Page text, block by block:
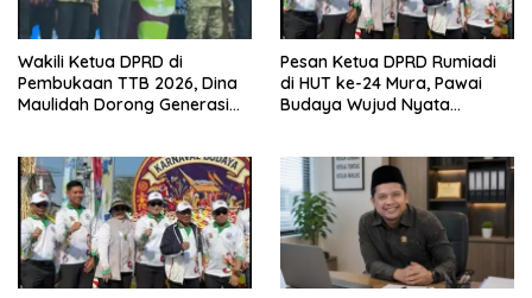
Wakili Ketua DPRD di
Pembukaan TTB 2026, Dina
Maulidah Dorong Generasi
Pesan Ketua DPRD Rumiadi
di HUT ke-24 Mura, Pawai
Budaya Wujud Nyata